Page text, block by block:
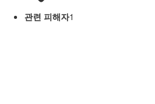
관련 피해자1